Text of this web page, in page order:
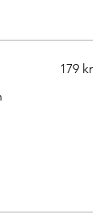
179 kr